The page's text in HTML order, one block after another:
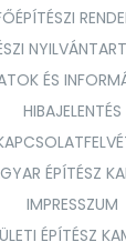
ÉS
HIBAJELENTÉS
ÉPÍTÉSZ
IMPRESSZUM
ÉPÍTÉSZ